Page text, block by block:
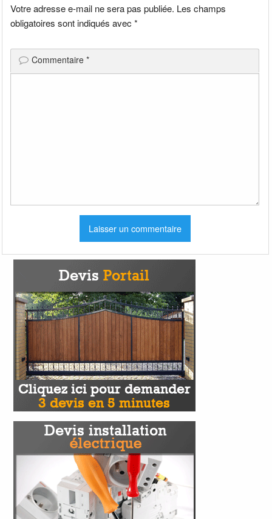
Votre adresse e-mail ne sera pas publiée. Les champs
obligatoires sont indiqués avec*
Commentaire*